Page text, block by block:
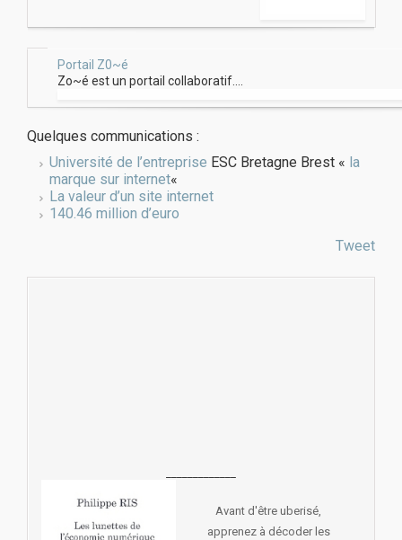
Portail Z0~é
Zo~é est un portail collaboratif….
Quelques communications :
Université de l’entreprise ESC Bretagne Brest « la
marque sur internet«
La valeur d’un site internet
140.46 million d’euro
Tweet
Avant d'être uberisé,
apprenez à décoder les